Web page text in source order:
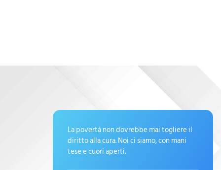
La povertà non dovrebbe mai togliere il
diritto alla cura. Noi ci siamo, con mani
tese e cuori aperti.